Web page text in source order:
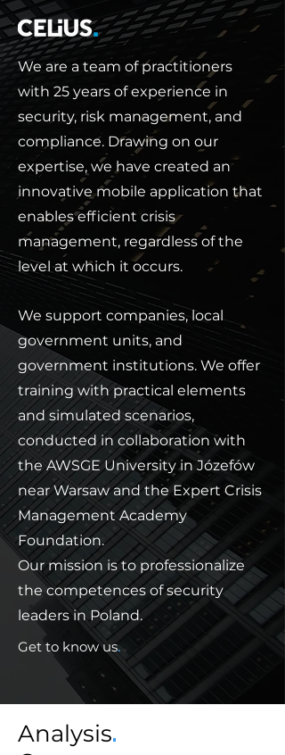
We are a team of practitioners
with 25 years of experience in
security, risk management, and
compliance. Drawing on our
expertise, we have created an
innovative mobile application that
enables efficient crisis
management, regardless of the
level at which it occurs.
We support companies, local
government units, and
government institutions. We offer
training with practical elements
and simulated scenarios,
conducted in collaboration with
the AWSGE University in Józefów
near Warsaw and the Expert Crisis
Management Academy
Foundation.
Our mission is to professionalize
the competences of security
leaders in Poland.
Get to know us.
Analysis.